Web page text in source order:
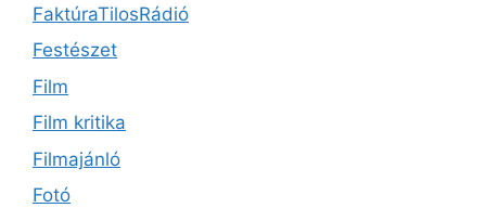
FaktúraTilosRádió
Festészet
Film
Film kritika
Filmajánló
Fotó